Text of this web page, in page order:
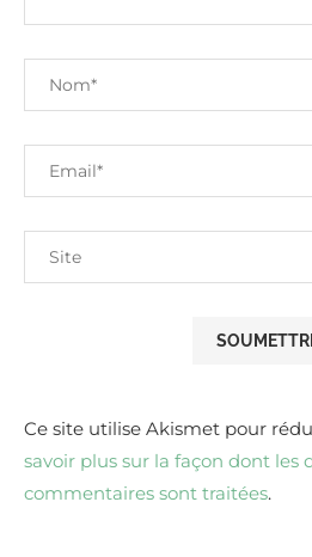
Ce site utilise Akismet pour
savoir plus sur la façon dont les
commentaires sont traitées.